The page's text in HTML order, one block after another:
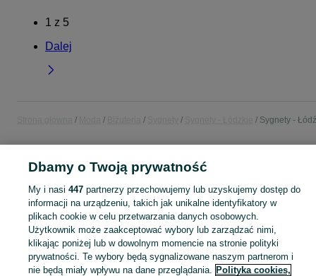
1 z 5
Dalej
Sygnety - Łódź
KATEGORIA
Szeroki wybór sygnetów Łódź ▶️ złote, srebrne, z grawerem i klasyczne ✅ Nowe i używane w atrakcyjnych cenach ✌ Znajdź atrakcyjne oferty na OLX.pl! Zobacz
Mapa kategorii
Dbamy o Twoją prywatność
My i nasi 447partnerzy przechowujemy lub uzyskujemy dostęp do
informacji na urządzeniu, takich jak unikalne identyfikatory w
plikach cookie w celu przetwarzania danych osobowych.
Użytkownik może zaakceptować wybory lub zarządzać nimi,
klikając poniżej lub w dowolnym momencie na stronie polityki
prywatności. Te wybory będą sygnalizowane naszym partnerom i
nie będą miały wpływu na dane przeglądania. Polityka cookies,